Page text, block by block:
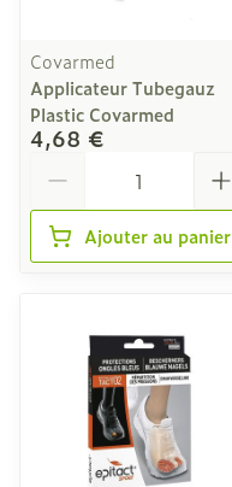
Covarmed
Applicateur Tubegauz
Plastic Covarmed
4,68 €
Ajouter au panier